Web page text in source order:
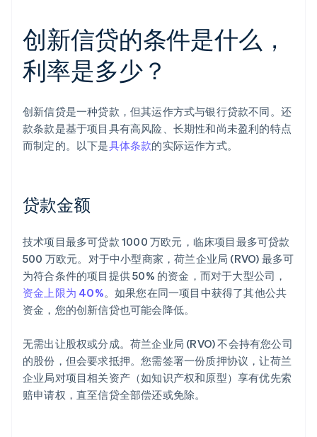
创新信贷的条件是什么，
利率是多少？
创新信贷是一种贷款，但其运作方式与银行贷款不同。还
款条款是基于项目具有高风险、长期性和尚未盈利的特点
而制定的。以下是具体条款的实际运作方式。
贷款金额
技术项目最多可贷款 1000 万欧元，临床项目最多可贷款
500 万欧元。对于中小型商家，荷兰企业局 (RVO) 最多可
为符合条件的项目提供 50% 的资金，而对于大型公司，
资金上限为 40%。如果您在同一项目中获得了其他公共
资金，您的创新信贷也可能会降低。
无需出让股权或分成。荷兰企业局 (RVO) 不会持有您公司
的股份，但会要求抵押。您需签署一份质押协议，让荷兰
企业局对项目相关资产（如知识产权和原型）享有优先索
赔申请权，直至信贷全部偿还或免除。